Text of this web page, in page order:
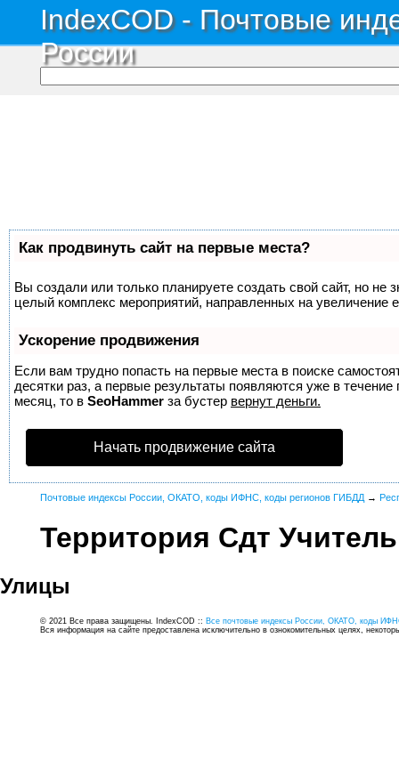
IndexCOD - Почтовые
России
Как продвинуть сайт на первые места?
Вы создали или только планируете создать свой сайт, но не
целый комплекс мероприятий, направленных на увеличение
Ускорение продвижения
Если вам трудно попасть на первые места в поиске
десятки раз, а первые результаты появляются уже в
месяц, то в SeoHammer за бустер вернут деньги.
Начать продвижение сайта
Почтовые индексы России, ОКАТО, коды ИФНС, коды регионов ГИБДД →
Территория Сдт Учитель
Улицы
© 2021 Все права защищены. IndexCOD :: Все почтовые индексы России, ОКАТО, коды
Вся информация на сайте предоставлена исключительно в ознокомительных целях,